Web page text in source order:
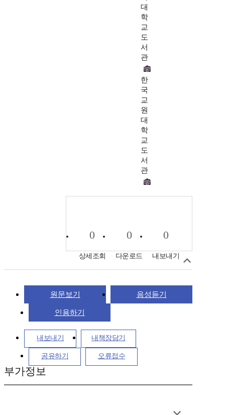
대
학
교
도
서
관
한
국
교
원
대
학
교
도
서
관
0
상세조회
0
다운로드
0
내보내기
원문보기 음성듣기
인용하기
내보내기 내책장담기
공유하기 오류접수
부가정보